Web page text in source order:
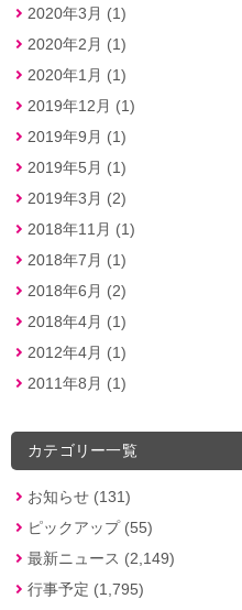
2020年3月 (1)
2020年2月 (1)
2020年1月 (1)
2019年12月 (1)
2019年9月 (1)
2019年5月 (1)
2019年3月 (2)
2018年11月 (1)
2018年7月 (1)
2018年6月 (2)
2018年4月 (1)
2012年4月 (1)
2011年8月 (1)
カテゴリー一覧
お知らせ (131)
ピックアップ (55)
最新ニュース (2,149)
行事予定 (1,795)